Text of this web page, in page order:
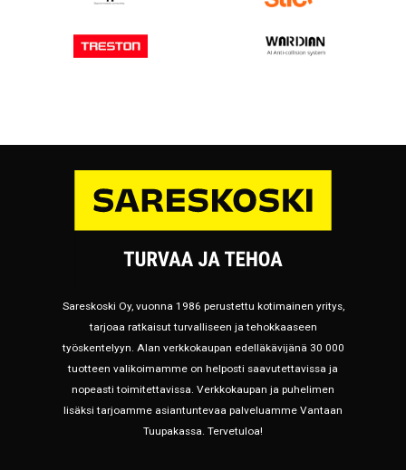
Sareskoski Oy, vuonna 1986 perustettu kotimainen yritys,
tarjoaa ratkaisut turvalliseen ja tehokkaaseen
työskentelyyn. Alan verkkokaupan edelläkävijänä 30 000
tuotteen valikoimamme on helposti saavutettavissa ja
nopeasti toimitettavissa. Verkkokaupan ja puhelimen
lisäksi tarjoamme asiantuntevaa palveluamme Vantaan
Tuupakassa. Tervetuloa!